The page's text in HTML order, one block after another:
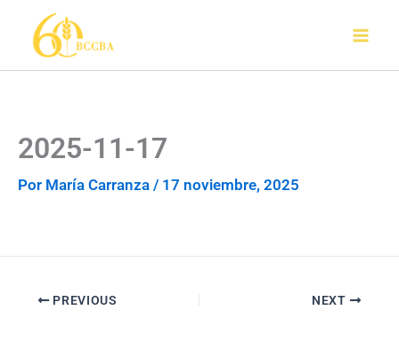
contenido
2025-11-17
Por María Carranza / 17 noviembre, 2025
PREVIOUS NEXT